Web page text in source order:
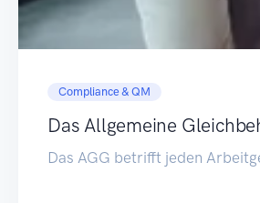
Compliance & QM
Das Allgemeine
Das AGG betrifft jeden